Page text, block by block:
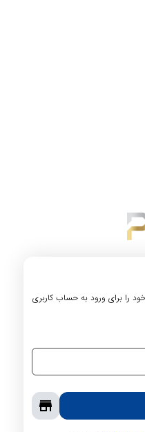
خود را برای ورود به حساب کاربری
store